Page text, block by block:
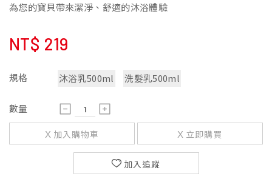
為您的寶貝帶來潔淨、舒適的沐浴體驗
NT$ 219
規格 沐浴乳500ml 洗髮乳500ml
數量
加入購物車 立即購買
加入追蹤